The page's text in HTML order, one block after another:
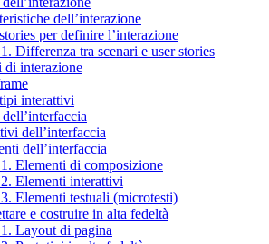
dell’interazione
per definire l’interazione
Differenza tra scenari e user stories
di interazione
interattivi
dell’interfaccia
dell’interfaccia
Elementi di composizione
Elementi interattivi
Elementi testuali (microtesti)
e costruire in alta fedeltà
Layout di pagina